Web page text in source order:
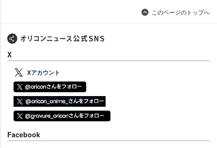
このページのトップへ
X
Xアカウント
Facebook